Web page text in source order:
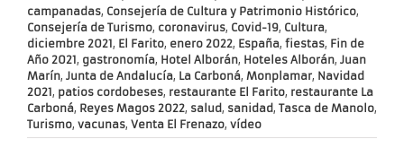
campanadas, Consejería de Cultura y Patrimonio Histórico,
Consejería de Turismo, coronavirus, Covid-19, Cultura,
diciembre 2021, El Farito, enero 2022, España, fiestas, Fin de
Año 2021, gastronomía, Hotel Alborán, Hoteles Alborán, Juan
Marín, Junta de Andalucía, La Carboná, Monplamar, Navidad
2021, patios cordobeses, restaurante El Farito, restaurante La
Carboná, Reyes Magos 2022, salud, sanidad, Tasca de Manolo,
Turismo, vacunas, Venta El Frenazo, vídeo